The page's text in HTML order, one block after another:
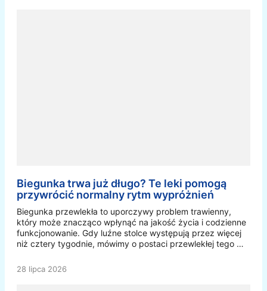
Biegunka trwa już długo? Te leki pomogą
przywrócić normalny rytm wypróżnień
Biegunka przewlekła to uporczywy problem trawienny,
który może znacząco wpłynąć na jakość życia i codzienne
funkcjonowanie. Gdy luźne stolce występują przez więcej
niż cztery tygodnie, mówimy o postaci przewlekłej tego …
28 lipca 2026